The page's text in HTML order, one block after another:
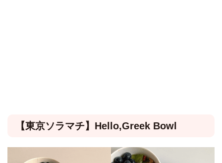
【東京ソラマチ】Hello,Greek Bowl